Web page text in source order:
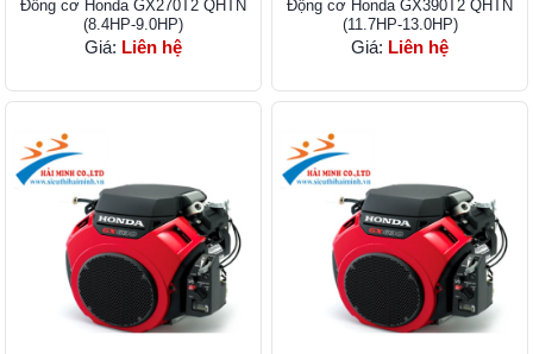
Đông cơ Honda GX270T2 QHTN
(8.4HP-9.0HP)
Giá: Liên hệ
Động cơ Honda GX390T2 QHTN
(11.7HP-13.0HP)
Giá: Liên hệ